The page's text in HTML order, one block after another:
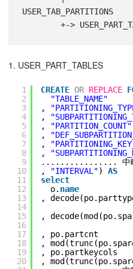
USER_TAB_PARTITIONS
+->
1. USER_PART_TABLES
1
2
3
4
5
6
7
8
9
10
11
12
13
14
15
16
17
18
19
20
CREATE OR REPLACE
"TABLE_NAME"
,
,
,
"PARTITION_COUNT"
,
,
,
................
,
"INTERVAL") AS
select
o. name
,
,
, po.partcnt
,
, po.partkeycols
,